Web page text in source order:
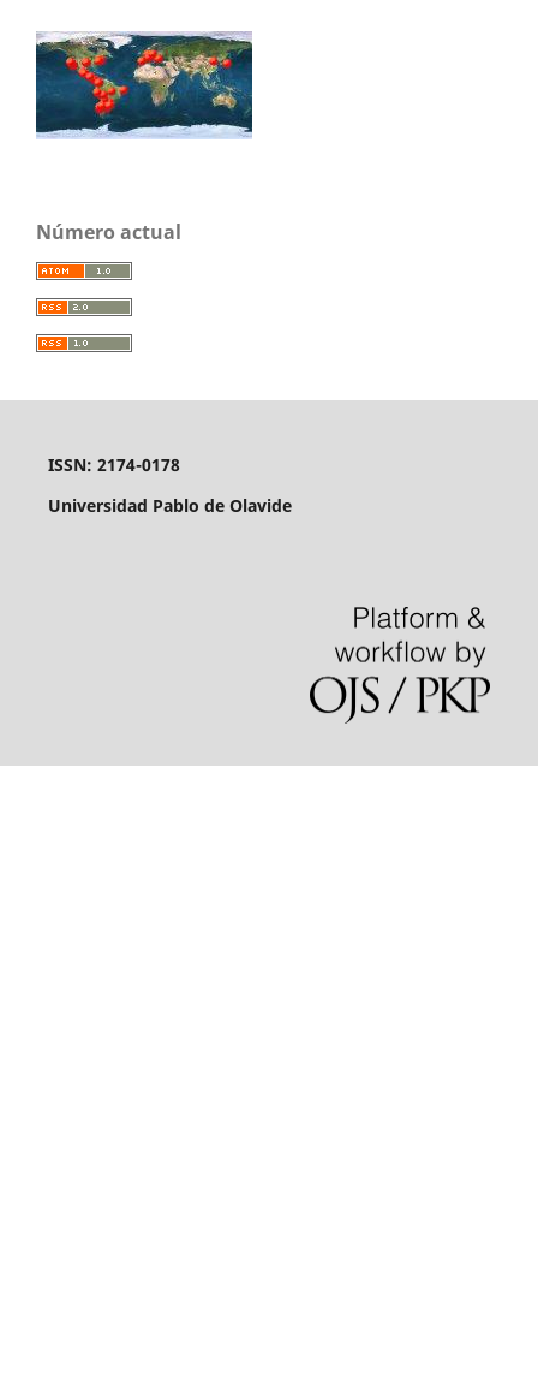
Número actual
ISSN: 2174-0178
Universidad Pablo de Olavide